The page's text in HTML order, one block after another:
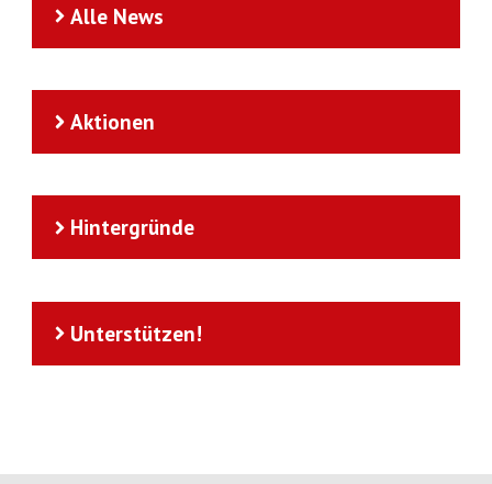
Alle News
Aktionen
Hintergründe
Unterstützen!